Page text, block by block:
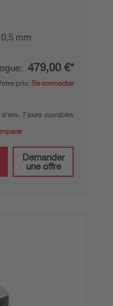
mm
479,00 €*
prix: Se connecter
d'env. 7 jours ouvrables
Demander
une offre